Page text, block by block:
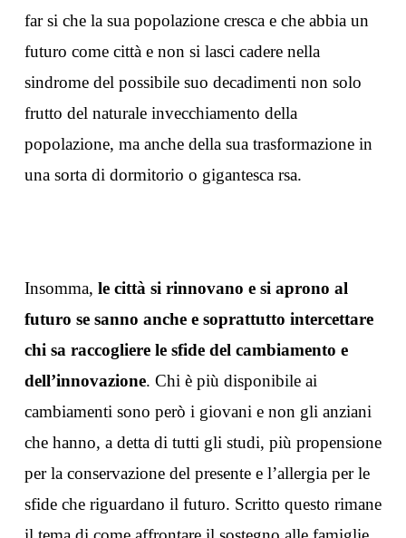
far si che la sua popolazione cresca e che abbia un
futuro come città e non si lasci cadere nella
sindrome del possibile suo decadimenti non solo
frutto del naturale invecchiamento della
popolazione, ma anche della sua trasformazione in
una sorta di dormitorio o gigantesca rsa.
Insomma, le città si rinnovano e si aprono al
futuro se sanno anche e soprattutto intercettare
chi sa raccogliere le sfide del cambiamento e
dell’innovazione. Chi è più disponibile ai
cambiamenti sono però i giovani e non gli anziani
che hanno, a detta di tutti gli studi, più propensione
per la conservazione del presente e l’allergia per le
sfide che riguardano il futuro. Scritto questo rimane